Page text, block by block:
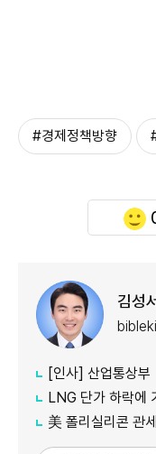
#경제정책방향
김성
[인사] 산업통상부
LNG 단가 하락에 가스
美 폴리실리콘 관세, 태